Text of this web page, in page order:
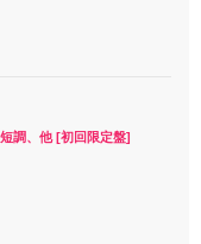
調、他 [初回限定盤]